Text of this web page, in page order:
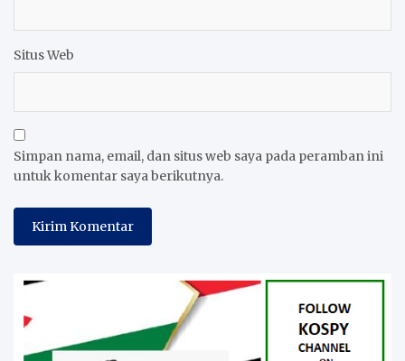
Situs Web
Simpan nama, email, dan situs web saya pada peramban ini
untuk komentar saya berikutnya.